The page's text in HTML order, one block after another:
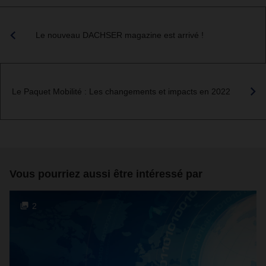
Le nouveau DACHSER magazine est arrivé !
Le Paquet Mobilité : Les changements et impacts en 2022
Vous pourriez aussi être intéressé par
2